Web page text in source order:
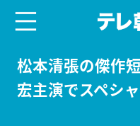
松本清張の傑作
宏主演でスペシ